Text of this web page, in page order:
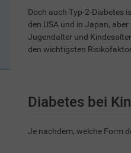
Doch auch Typ-2-Diabetes
den USA und in Japan,
Jugendalter und
den wichtigsten
Diabetes bei
Je nachdem, welche Form